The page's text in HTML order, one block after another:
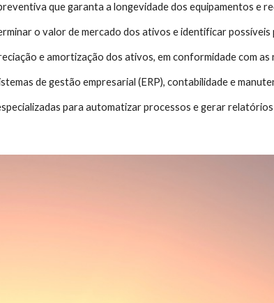
que garanta a longevidade dos equipamentos e
o valor de mercado dos ativos e identificar possíveis
e amortização dos ativos, em conformidade com as
de gestão empresarial (ERP), contabilidade e
para automatizar processos e gerar